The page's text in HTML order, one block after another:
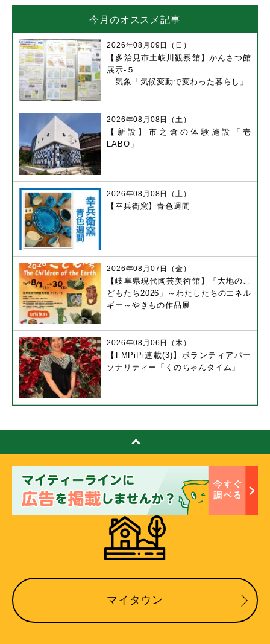
今月のオススメ記事
【多治見市土岐川観察館】かんさつ館
展示-５
気象「気候変動で変わった暮らし」
2026年08月09日（日）
【新設】市之倉の体験施設「壱
LABO」
2026年08月08日（土）
【幸兵衛窯】青色週間
2026年08月08日（土）
【岐阜県現代陶芸美術館】「大地のこ
どもたち2026」～わたしたちのエネル
ギー～やきもの作品展
2026年08月07日（金）
【FMPiPi連載(3)】ボランティアパー
ソナリティー「くのちゃんタイム」
2026年08月06日（木）
マイタウン